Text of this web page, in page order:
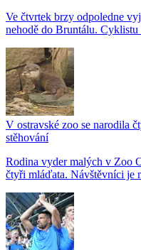
Ve čtvrtek brzy odpoledne
nehodě do Bruntálu. Cyklistu
V ostravské zoo se narodila
stěhování
Rodina vyder malých v Zoo
čtyři mláďata. Návštěvníci je